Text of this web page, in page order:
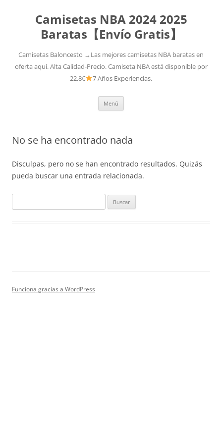
Camisetas NBA 2024 2025
Baratas【Envío Gratis】
Camisetas Baloncesto →Las mejores camisetas NBA baratas en
oferta aquí. Alta Calidad-Precio. Camiseta NBA está disponible por
22,8€
7 Años Experiencias.
Menú
No se ha encontrado nada
Disculpas, pero no se han encontrado resultados. Quizás
pueda buscar una entrada relacionada.
Funciona gracias a WordPress